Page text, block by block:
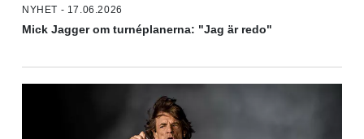
NYHET - 17.06.2026
Mick Jagger om turnéplanerna: "Jag är redo"